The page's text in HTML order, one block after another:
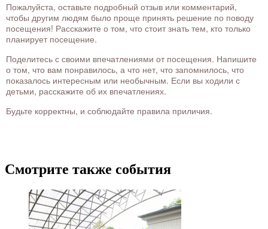
Пожалуйста, оставьте подробный отзыв или комментарий,
чтобы другим людям было проще принять решение по поводу
посещения! Расскажите о том, что стоит знать тем, кто только
планирует посещение.
Поделитесь с своими впечатлениями от посещения. Напишите
о том, что вам понравилось, а что нет, что запомнилось, что
показалось интересным или необычным. Если вы ходили с
детьми, расскажите об их впечатлениях.
Будьте корректны, и соблюдайте правила приличия.
Смотрите также события